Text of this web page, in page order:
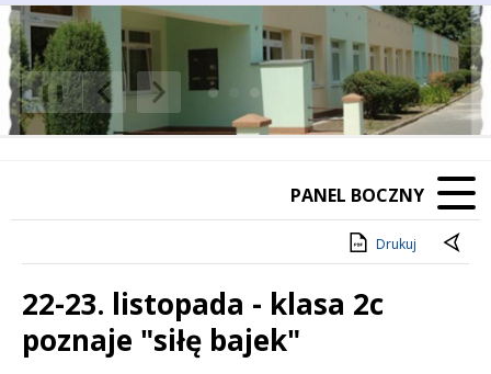
Poprzedni Element
Następny Element
❚❚
PANEL BOCZNY
Drukuj
22-23. listopada - klasa 2c
poznaje "siłę bajek"